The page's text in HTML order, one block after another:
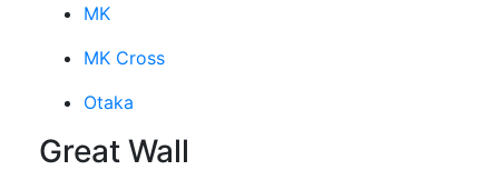
MK
MK Cross
Otaka
Great Wall